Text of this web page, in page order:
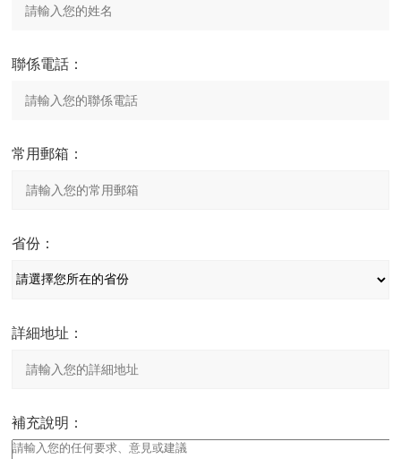
聯係電話：
常用郵箱：
省份：
詳細地址：
補充說明：